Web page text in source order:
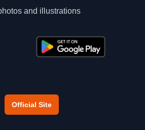
and illustrations
Official Site